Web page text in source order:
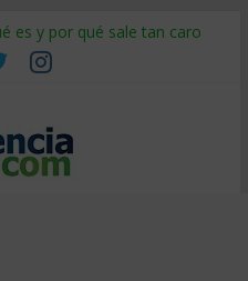
es y por qué sale tan caro
después del terremoto
liderar el cambio sin fracasar
IA: qué cambia en el oficio
que todos piensen igual